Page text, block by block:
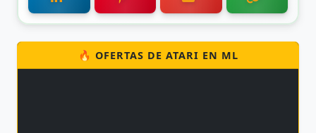
🔥 OFERTAS DE ATARI EN ML